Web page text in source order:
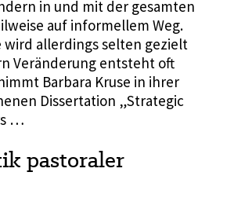
in und mit der gesamten
auf informellem Weg.
wird allerdings selten gezielt
Veränderung entsteht oft
Barbara Kruse in ihrer
Dissertation „Strategic
…
pastoraler